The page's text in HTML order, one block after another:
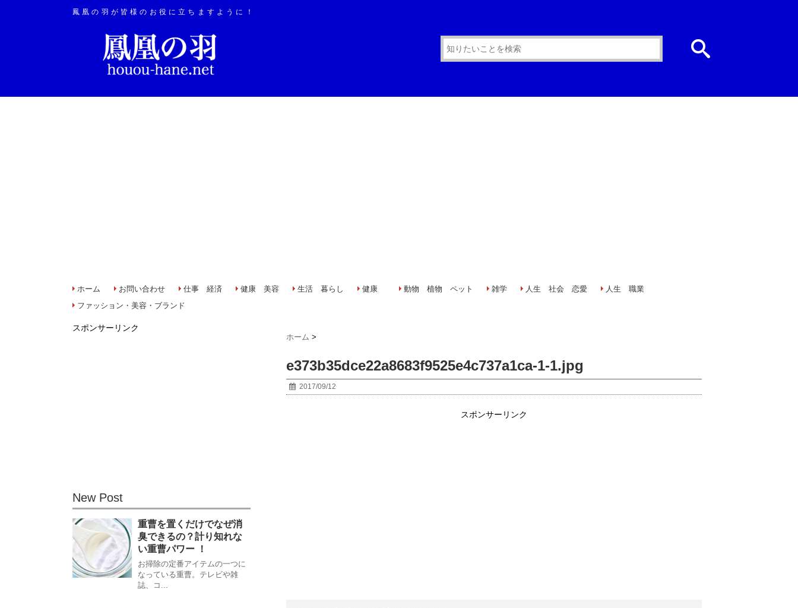
鳳凰の羽が皆様のお役に立ちますように！
ホーム お問い合わせ 仕事 経済 健康 美容 生活 暮らし 健康 動物 植物 ペット 雑学 人生 社会 恋愛
人生 職業
ファッション・美容・ブランド
ホーム >
e373b35dce22a8683f9525e4c737a1ca-1-1.jpg
2017/09/12
スポンサーリンク
スポンサーリンク
New Post
重曹を置くだけでなぜ消
臭できるの？計り知れな
い重曹パワー ！
お掃除の定番アイテムの一つに
なっている重曹。テレビや雑
誌、コ...